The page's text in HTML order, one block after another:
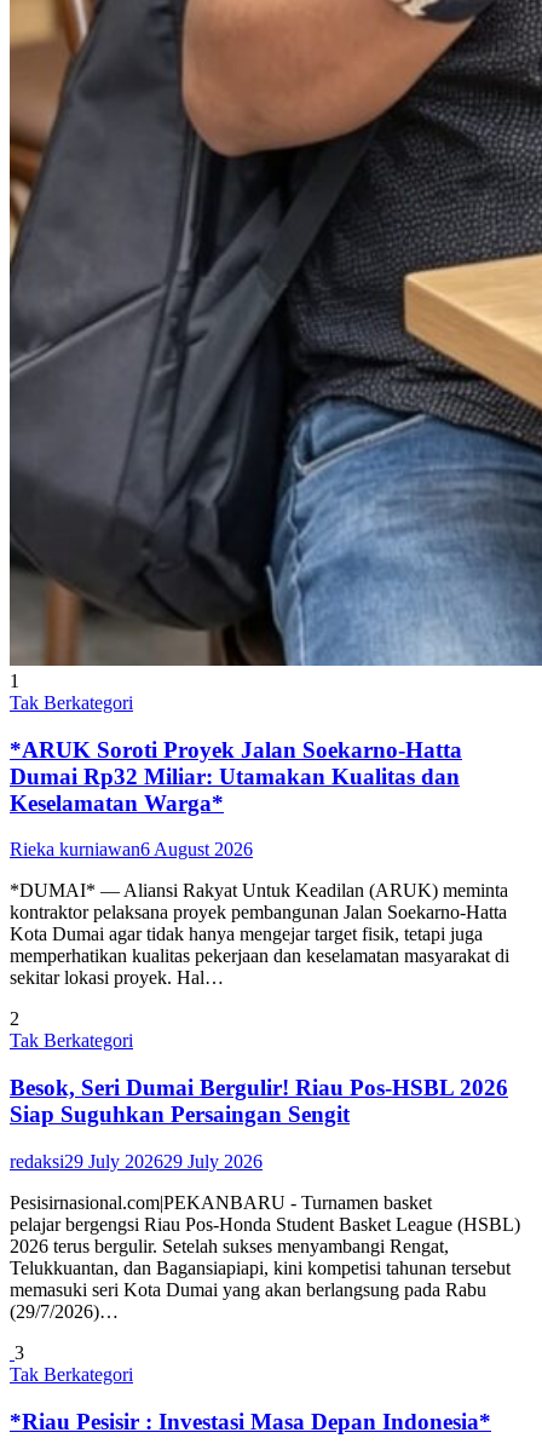
1
Tak Berkategori
*ARUK Soroti Proyek Jalan Soekarno-Hatta
Dumai Rp32 Miliar: Utamakan Kualitas dan
Keselamatan Warga*
Rieka kurniawan6 August 2026
*DUMAI* — Aliansi Rakyat Untuk Keadilan (ARUK) meminta
kontraktor pelaksana proyek pembangunan Jalan Soekarno-Hatta
Kota Dumai agar tidak hanya mengejar target fisik, tetapi juga
memperhatikan kualitas pekerjaan dan keselamatan masyarakat di
sekitar lokasi proyek. Hal…
2
Tak Berkategori
Besok, Seri Dumai Bergulir! Riau Pos-HSBL 2026
Siap Suguhkan Persaingan Sengit
redaksi29 July 202629 July 2026
Pesisirnasional.com|PEKANBARU - Turnamen basket
pelajar bergengsi Riau Pos-Honda Student Basket League (HSBL)
2026 terus bergulir. Setelah sukses menyambangi Rengat,
Telukkuantan, dan Bagansiapiapi, kini kompetisi tahunan tersebut
memasuki seri Kota Dumai yang akan berlangsung pada Rabu
(29/7/2026)…
3
Tak Berkategori
*Riau Pesisir : Investasi Masa Depan Indonesia*